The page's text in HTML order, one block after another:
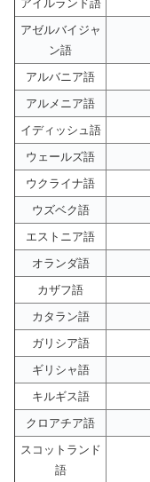
アイルランド語
アゼルバイジャ
ン語
アルバニア語
アルメニア語
イディッシュ語
ウェールズ語
ウクライナ語
ウズベク語
エストニア語
オランダ語
カザフ語
カタラン語
ガリシア語
ギリシャ語
キルギス語
クロアチア語
スコットランド
語